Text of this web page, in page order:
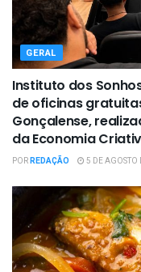
GERAL
Instituto dos
de oficinas
Gonçalense,
da Economia
PORREDAÇÃO 5 DE AGOSTO